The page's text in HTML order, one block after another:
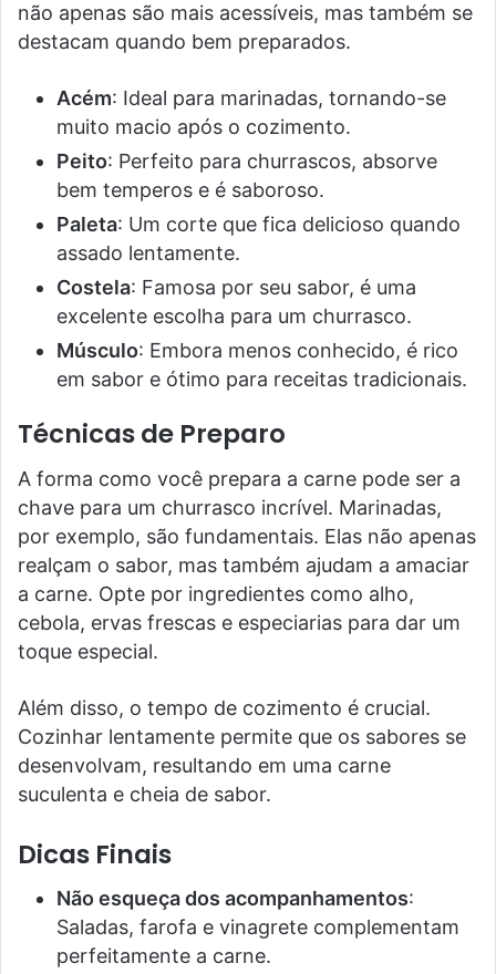
não apenas são mais acessíveis, mas também se
destacam quando bem preparados.
Acém: Ideal para marinadas, tornando-se
muito macio após o cozimento.
Peito: Perfeito para churrascos, absorve
bem temperos e é saboroso.
Paleta: Um corte que fica delicioso quando
assado lentamente.
Costela: Famosa por seu sabor, é uma
excelente escolha para um churrasco.
Músculo: Embora menos conhecido, é rico
em sabor e ótimo para receitas tradicionais.
Técnicas de Preparo
A forma como você prepara a carne pode ser a
chave para um churrasco incrível. Marinadas,
por exemplo, são fundamentais. Elas não apenas
realçam o sabor, mas também ajudam a amaciar
a carne. Opte por ingredientes como alho,
cebola, ervas frescas e especiarias para dar um
toque especial.
Além disso, o tempo de cozimento é crucial.
Cozinhar lentamente permite que os sabores se
desenvolvam, resultando em uma carne
suculenta e cheia de sabor.
Dicas Finais
Não esqueça dos acompanhamentos:
Saladas, farofa e vinagrete complementam
perfeitamente a carne.